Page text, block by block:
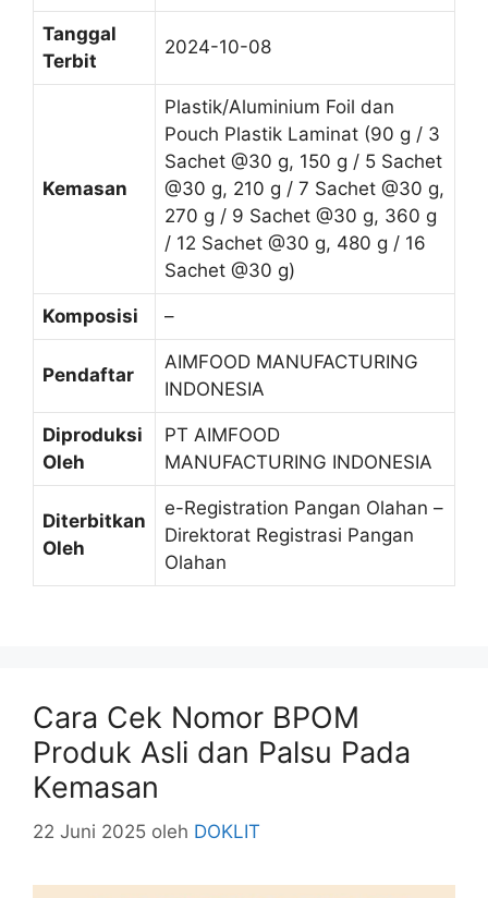
Tanggal
Terbit
2024-10-08
Kemasan
Plastik/Aluminium Foil dan
Pouch Plastik Laminat (90 g / 3
Sachet @30 g, 150 g / 5 Sachet
@30 g, 210 g / 7 Sachet @30 g,
270 g / 9 Sachet @30 g, 360 g
/ 12 Sachet @30 g, 480 g / 16
Sachet @30 g)
Komposisi –
Pendaftar
AIMFOOD MANUFACTURING
INDONESIA
Diproduksi
Oleh
PT AIMFOOD
MANUFACTURING INDONESIA
Diterbitkan
Oleh
e-Registration Pangan Olahan –
Direktorat Registrasi Pangan
Olahan
Cara Cek Nomor BPOM
Produk Asli dan Palsu Pada
Kemasan
22 Juni 2025 oleh DOKLIT